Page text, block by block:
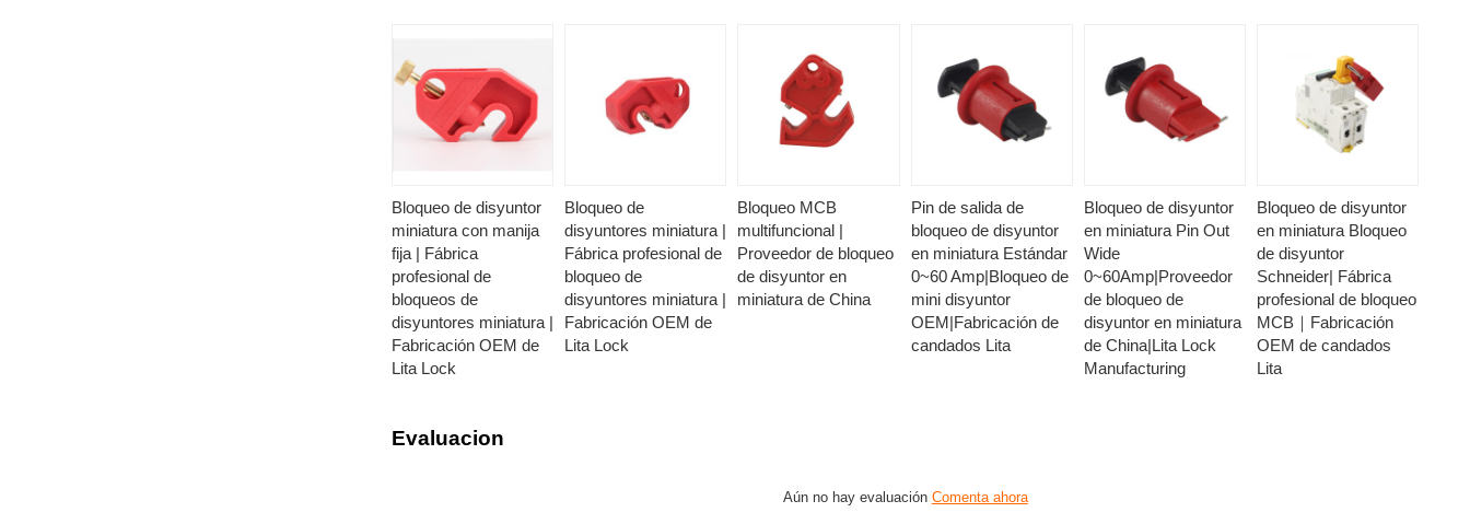
Bloqueo de disyuntor
miniatura con manija
fija | Fábrica
profesional de
bloqueos de
disyuntores miniatura |
Fabricación OEM de
Lita Lock
Bloqueo de
disyuntores miniatura |
Fábrica profesional de
bloqueo de
disyuntores miniatura |
Fabricación OEM de
Lita Lock
Bloqueo MCB
multifuncional |
Proveedor de bloqueo
de disyuntor en
miniatura de China
Pin de salida de
bloqueo de disyuntor
en miniatura Estándar
0~60 Amp|Bloqueo de
mini disyuntor
OEM|Fabricación de
candados Lita
Bloqueo de disyuntor
en miniatura Pin Out
Wide
0~60Amp|Proveedor
de bloqueo de
disyuntor en miniatura
de China|Lita Lock
Manufacturing
Bloqueo de disyuntor
en miniatura Bloqueo
de disyuntor
Schneider| Fábrica
profesional de bloqueo
MCB｜Fabricación
OEM de candados
Lita
Evaluacion
Aún no hay evaluación Comenta ahora